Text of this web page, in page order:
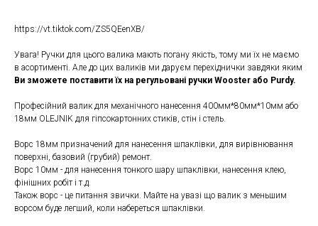
https://vt.tiktok.com/ZS5QEenXB/
Увага! Ручки для цього валика мають погану якість, тому ми їх не маємо
в асортименті. Але до цих валиків ми даруєм перехіднички завдяки яким
Ви зможете поставити їх на регульовані ручки Wooster або Purdy.
Професійний валик для механічного нанесення 400мм*80мм*10мм або
18мм OLEJNIK для гіпсокартонних стиків, стін і стель.
Ворс 18мм призначений для нанесення шпаклівки, для вирівнювання
поверхні, базовий (грубий) ремонт.
Ворс 10мм - для нанесення тонкого шару шпаклівки, нанесення клею,
фінішних робіт і т.д.
Також ворс - це питання звички. Майте на увазі що валик з меньшим
ворсом буде легший, коли набереться шпаклівки.